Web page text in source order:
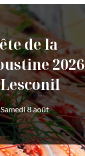
de la
2026
Samedi 8 août